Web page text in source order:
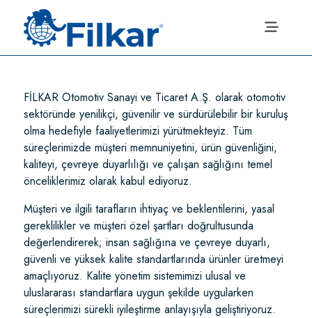
FİLKAR Otomotiv Sanayi ve Ticaret A.Ş. olarak otomotiv
sektöründe yenilikçi, güvenilir ve sürdürülebilir bir kuruluş
olma hedefiyle faaliyetlerimizi yürütmekteyiz. Tüm
süreçlerimizde müşteri memnuniyetini, ürün güvenliğini,
kaliteyi, çevreye duyarlılığı ve çalışan sağlığını temel
önceliklerimiz olarak kabul ediyoruz.
Müşteri ve ilgili tarafların ihtiyaç ve beklentilerini, yasal
gereklilikler ve müşteri özel şartları doğrultusunda
değerlendirerek; insan sağlığına ve çevreye duyarlı,
güvenli ve yüksek kalite standartlarında ürünler üretmeyi
amaçlıyoruz. Kalite yönetim sistemimizi ulusal ve
uluslararası standartlara uygun şekilde uygularken
süreçlerimizi sürekli iyileştirme anlayışıyla geliştiriyoruz.